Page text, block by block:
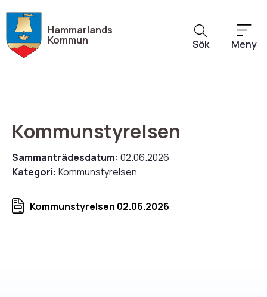
huvudinnehållHammarlands
Kommun Sök Meny
Kommunstyrelsen
Sammanträdesdatum: 02.06.2026
Kategori: Kommunstyrelsen
Kommunstyrelsen 02.06.2026